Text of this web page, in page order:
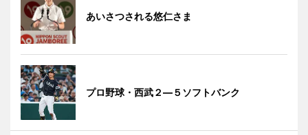
あいさつされる悠仁さま
プロ野球・西武２―５ソフトバンク